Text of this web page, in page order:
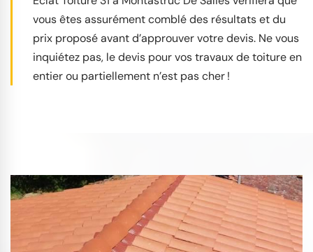
vous êtes assurément comblé des résultats et du
prix proposé avant d’approuver votre devis. Ne vous
inquiétez pas, le devis pour vos travaux de toiture en
entier ou partiellement n’est pas cher !